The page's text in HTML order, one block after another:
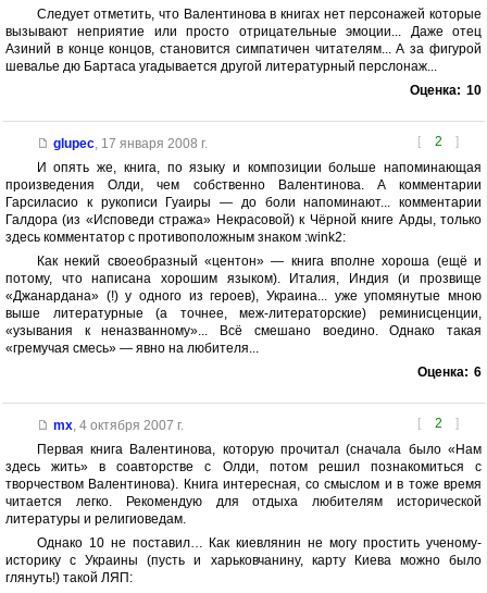
Следует отметить, что Валентинова в книгах нет персонажей которые
вызывают неприятие или просто отрицательные эмоции... Даже отец
Азиний в конце концов, становится симпатичен читателям... А за фигурой
шевалье дю Бартаса угадывается другой литературный перслонаж...
Оценка: 10
[ 2 ]
glupec, 17 января 2008 г.
И опять же, книга, по языку и композиции больше напоминающая
произведения Олди, чем собственно Валентинова. А комментарии
Гарсиласио к рукописи Гуаиры — до боли напоминают... комментарии
Галдора (из «Исповеди стража» Некрасовой) к Чёрной книге Арды, только
здесь комментатор с противоположным знаком :wink2:
Как некий своеобразный «центон» — книга вполне хороша (ещё и
потому, что написана хорошим языком). Италия, Индия (и прозвище
«Джанардана» (!) у одного из героев), Украина... уже упомянутые мною
выше литературные (а точнее, меж-литераторские) реминисценции,
«узывания к неназванному»... Всё смешано воедино. Однако такая
«гремучая смесь» — явно на любителя...
Оценка: 6
[ 2 ]
mx, 4 октября 2007 г.
Первая книга Валентинова, которую прочитал (сначала было «Нам
здесь жить» в соавторстве с Олди, потом решил познакомиться с
творчеством Валентинова). Книга интересная, со смыслом и в тоже время
читается легко. Рекомендую для отдыха любителям исторической
литературы и религиоведам.
Однако 10 не поставил… Как киевлянин не могу простить ученому-
историку с Украины (пусть и харьковчанину, карту Киева можно было
глянуть!) такой ЛЯП: